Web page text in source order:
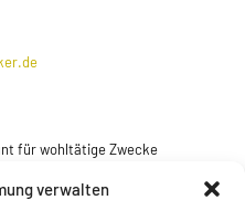
verwalten
für wohltätige Zwecke